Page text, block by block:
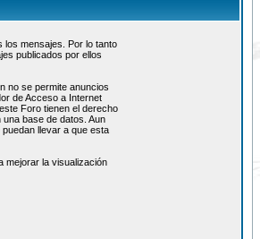
los mensajes. Por lo tanto
publicados por ellos
no se permite anuncios
de Acceso a Internet
Foro tienen el derecho
base de datos. Aun
llevar a que esta
mejorar la visualización